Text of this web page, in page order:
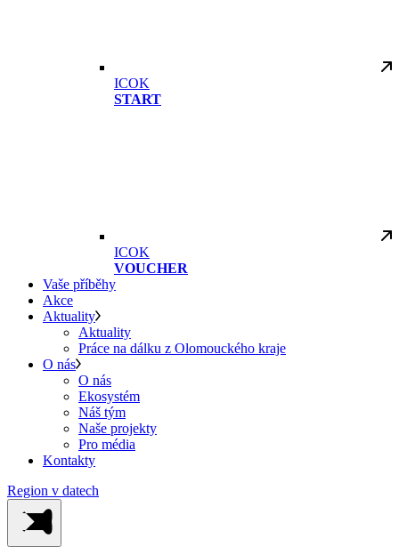
ICOK
START
ICOK
VOUCHER
Vaše příběhy
Akce
Aktuality
Aktuality
Práce na dálku z Olomouckého kraje
O nás
O nás
Ekosystém
Náš tým
Naše projekty
Pro média
Kontakty
Region v datech